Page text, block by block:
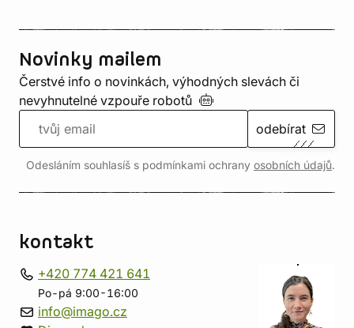
Novinky mailem
Čerstvé info o novinkách, výhodných slevách či
nevyhnutelné vzpouře robotů
odebírat
Odesláním souhlasíš s podmínkami ochrany osobních údajů.
kontakt
+420 774 421 641
Po-pá 9:00-16:00
info@imago.cz